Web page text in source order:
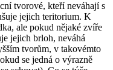
tvorové, kteří neváhají s
jejich teritorium. K
ale pokud nějaké zvíře
jejich brloh, neváhá
tvorům, v takovémto
se jedná o výrazně